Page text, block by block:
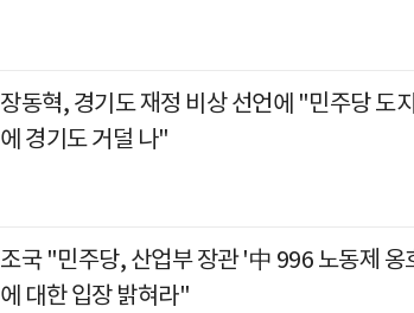
장동혁, 경기도 재정 비상 선언에 "민주당 도
에 경기도 거덜 나"
조국 "민주당, 산업부 장관 '中 996 노동제 옹
에 대한 입장 밝혀라"